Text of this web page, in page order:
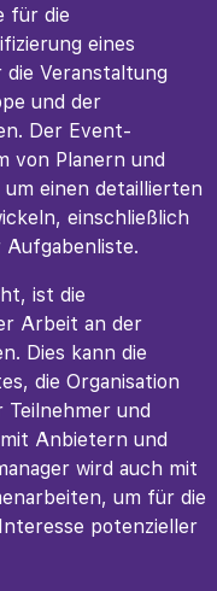
für die
eines
Veranstaltung
und der
Der Event-
von Planern und
einen detaillierten
einschließlich
Aufgabenliste.
ist die
Arbeit an der
Dies kann die
die Organisation
und
Anbietern und
wird auch mit
um für die
potenzieller